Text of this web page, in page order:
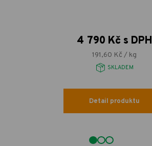
4 790 Kč s DPH
191,60 Kč / kg
SKLADEM
Detail produktu